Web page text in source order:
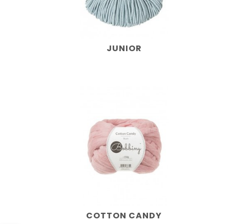
JUNIOR
COTTON CANDY